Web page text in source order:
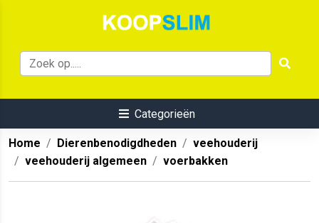
Categorieën
Home Dierenbenodigdheden
veehouderij
veehouderij algemeen
voerbakken